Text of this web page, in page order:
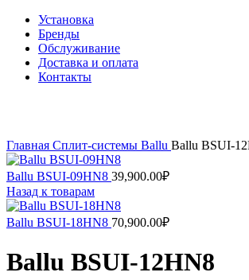
Установка
Бренды
Обслуживание
Доставка и оплата
Контакты
Главная Сплит-системы Ballu Ballu BSUI-
Ballu BSUI-09HN8 39,900.00₽
Назад к товарам
Ballu BSUI-18HN8 70,900.00₽
Ballu BSUI-12HN8